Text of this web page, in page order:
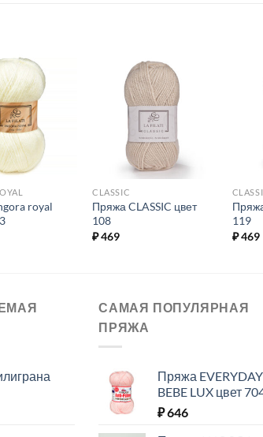
Добавить в
избранное.
royal
Добавить в
избранное.
CLASSIC
Пряжа CLASSIC цвет
108
₽469
119
₽469
САМАЯ ПОПУЛЯРНАЯ
ПРЯЖА
Пряжа EVERYDAY
BEBE LUX цвет
₽646